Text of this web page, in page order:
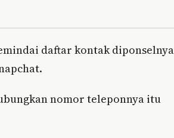
daftar kontak
nomor teleponnya itu